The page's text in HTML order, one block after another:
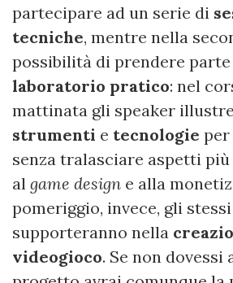
partecipare ad un serie di
tecniche, mentre nella
possibilità di prendere parte
laboratorio pratico: nel
mattinata gli speaker
strumenti e tecnologie per
senza tralasciare aspetti
al game design e alla
pomeriggio, invece, gli
supporteranno nella
videogioco. Se non dovessi